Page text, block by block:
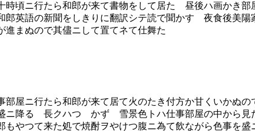
ニ行たら和郎が来て書物をして居た 昼後ハ画かき部
英語の新聞をしきりに翻訳シテ読で聞かす 夜食後美
まぬので其儘ニして置てネて仕舞た
ニ行たら和郎が来て居て火のたき付方か甘くいかぬの
降る 長クハつゞかず 雪景色トハ仕事部屋の中から
やつて来た処で焼酎ヲやけつ腹ニ為て飲ながら色事を